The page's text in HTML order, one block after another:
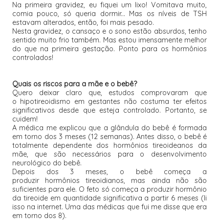
Na primeira gravidez, eu fiquei um lixo! Vomitava muito,
comia pouco, só queria dormir... Mas os níveis de TSH
estavam alterados, então, foi mais pesado.
Nesta gravidez, o cansaço e o sono estão absurdos, tenho
sentido muito frio também. Mas estou imensamente melhor
do que na primeira gestação. Ponto para os hormônios
controlados!
Quais os riscos para a mãe e o bebê?
Quero deixar claro que, estudos comprovaram que
o hipotireoidismo em gestantes não costuma ter efeitos
significativos desde que esteja controlado. Portanto, se
cuidem!
A médica me explicou que a glândula do bebê é formada
em torno dos 3 meses (12 semanas). Antes disso, o bebê é
totalmente dependente dos hormônios tireoideanos da
mãe, que são necessários para o desenvolvimento
neurológico do bebê.
Depois dos 3 meses, o bebê começa a
produzir hormônios tireoidianos, mas ainda não são
suficientes para ele. O feto só começa a produzir hormônio
da tireoide em quantidade significativa a partir 6 meses (li
isso na internet. Uma das médicas que fui me disse que era
em torno dos 8).